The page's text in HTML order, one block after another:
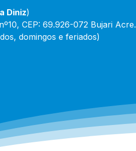
Diniz)
CEP: 69.926-072 Bujari Acre.
domingos e feriados)